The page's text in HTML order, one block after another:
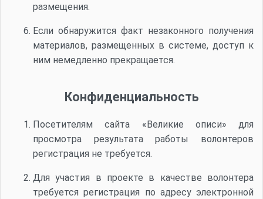
размещения.
Если обнаружится факт незаконного получения
материалов, размещенных в системе, доступ к
ним немедленно прекращается.
Конфиденциальность
Посетителям сайта «Великие описи» для
просмотра результата работы волонтеров
регистрация не требуется.
Для участия в проекте в качестве волонтера
требуется регистрация по адресу электронной